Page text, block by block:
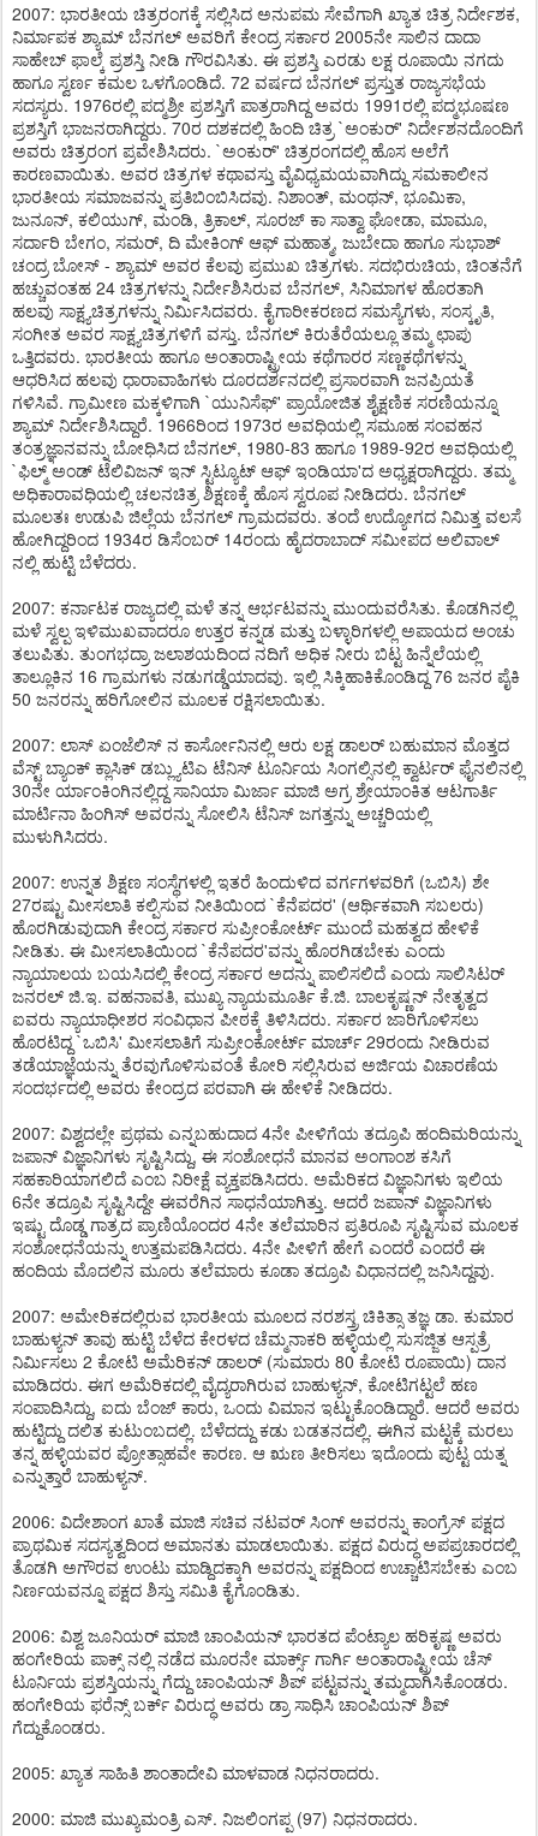
2007: ಭಾರತೀಯ ಚಿತ್ರರಂಗಕ್ಕೆ ಸಲ್ಲಿಸಿದ ಅನುಪಮ ಸೇವೆಗಾಗಿ ಖ್ಯಾತ ಚಿತ್ರ ನಿರ್ದೇಶಕ,
ನಿರ್ಮಾಪಕ ಶ್ಯಾಮ್ ಬೆನಗಲ್ ಅವರಿಗೆ ಕೇಂದ್ರ ಸರ್ಕಾರ 2005ನೇ ಸಾಲಿನ ದಾದಾ
ಸಾಹೇಬ್ ಫಾಲ್ಕೆ ಪ್ರಶಸ್ತಿ ನೀಡಿ ಗೌರವಿಸಿತು. ಈ ಪ್ರಶಸ್ತಿ ಎರಡು ಲಕ್ಷ ರೂಪಾಯಿ ನಗದು
ಹಾಗೂ ಸ್ವರ್ಣ ಕಮಲ ಒಳಗೊಂಡಿದೆ. 72 ವರ್ಷದ ಬೆನಗಲ್ ಪ್ರಸ್ತುತ ರಾಜ್ಯಸಭೆಯ
ಸದಸ್ಯರು. 1976ರಲ್ಲಿ ಪದ್ಮಶ್ರೀ ಪ್ರಶಸ್ತಿಗೆ ಪಾತ್ರರಾಗಿದ್ದ ಅವರು 1991ರಲ್ಲಿ ಪದ್ಮಭೂಷಣ
ಪ್ರಶಸ್ತಿಗೆ ಭಾಜನರಾಗಿದ್ದರು. 70ರ ದಶಕದಲ್ಲಿ ಹಿಂದಿ ಚಿತ್ರ `ಅಂಕುರ್' ನಿರ್ದೇಶನದೊಂದಿಗೆ
ಅವರು ಚಿತ್ರರಂಗ ಪ್ರವೇಶಿಸಿದರು. `ಅಂಕುರ್' ಚಿತ್ರರಂಗದಲ್ಲಿ ಹೊಸ ಅಲೆಗೆ
ಕಾರಣವಾಯಿತು. ಅವರ ಚಿತ್ರಗಳ ಕಥಾವಸ್ತು ವೈವಿಧ್ಯಮಯವಾಗಿದ್ದು ಸಮಕಾಲೀನ
ಭಾರತೀಯ ಸಮಾಜವನ್ನು ಪ್ರತಿಬಿಂಬಿಸಿದವು. ನಿಶಾಂತ್, ಮಂಥನ್, ಭೂಮಿಕಾ,
ಜುನೂನ್, ಕಲಿಯುಗ್, ಮಂಡಿ, ತ್ರಿಕಾಲ್, ಸೂರಜ್ ಕಾ ಸಾತ್ವಾ ಘೋಡಾ, ಮಾಮೂ,
ಸರ್ದಾರಿ ಬೇಗಂ, ಸಮರ್, ದಿ ಮೇಕಿಂಗ್ ಆಫ್ ಮಹಾತ್ಮ, ಜುಬೇದಾ ಹಾಗೂ ಸುಭಾಶ್
ಚಂದ್ರ ಬೋಸ್ - ಶ್ಯಾಮ್ ಅವರ ಕೆಲವು ಪ್ರಮುಖ ಚಿತ್ರಗಳು. ಸದಭಿರುಚಿಯ, ಚಿಂತನೆಗೆ
ಹಚ್ಚುವಂತಹ 24 ಚಿತ್ರಗಳನ್ನು ನಿರ್ದೇಶಿಸಿರುವ ಬೆನಗಲ್, ಸಿನಿಮಾಗಳ ಹೊರತಾಗಿ
ಹಲವು ಸಾಕ್ಷ್ಯಚಿತ್ರಗಳನ್ನು ನಿರ್ಮಿಸಿದವರು. ಕೈಗಾರೀಕರಣದ ಸಮಸ್ಯೆಗಳು, ಸಂಸ್ಕೃತಿ,
ಸಂಗೀತ ಅವರ ಸಾಕ್ಷ್ಯಚಿತ್ರಗಳಿಗೆ ವಸ್ತು. ಬೆನಗಲ್ ಕಿರುತೆರೆಯಲ್ಲೂ ತಮ್ಮ ಛಾಪು
ಒತ್ತಿದವರು. ಭಾರತೀಯ ಹಾಗೂ ಅಂತಾರಾಷ್ಟ್ರೀಯ ಕಥೆಗಾರರ ಸಣ್ಣಕಥೆಗಳನ್ನು
ಆಧರಿಸಿದ ಹಲವು ಧಾರಾವಾಹಿಗಳು ದೂರದರ್ಶನದಲ್ಲಿ ಪ್ರಸಾರವಾಗಿ ಜನಪ್ರಿಯತೆ
ಗಳಿಸಿವೆ. ಗ್ರಾಮೀಣ ಮಕ್ಕಳಿಗಾಗಿ `ಯುನಿಸೆಫ್' ಪ್ರಾಯೋಜಿತ ಶೈಕ್ಷಣಿಕ ಸರಣಿಯನ್ನೂ
ಶ್ಯಾಮ್ ನಿರ್ದೇಶಿಸಿದ್ದಾರೆ. 1966ರಿಂದ 1973ರ ಅವಧಿಯಲ್ಲಿ ಸಮೂಹ ಸಂವಹನ
ತಂತ್ರಜ್ಞಾನವನ್ನು ಬೋಧಿಸಿದ ಬೆನಗಲ್, 1980-83 ಹಾಗೂ 1989-92ರ ಅವಧಿಯಲ್ಲಿ
`ಫಿಲ್ಮ್ ಅಂಡ್ ಟೆಲಿವಿಜನ್ ಇನ್ ಸ್ಟಿಟ್ಯೂಟ್ ಆಫ್ ಇಂಡಿಯಾ'ದ ಅಧ್ಯಕ್ಷರಾಗಿದ್ದರು. ತಮ್ಮ
ಅಧಿಕಾರಾವಧಿಯಲ್ಲಿ ಚಲನಚಿತ್ರ ಶಿಕ್ಷಣಕ್ಕೆ ಹೊಸ ಸ್ವರೂಪ ನೀಡಿದರು. ಬೆನಗಲ್
ಮೂಲತಃ ಉಡುಪಿ ಜಿಲ್ಲೆಯ ಬೆನಗಲ್ ಗ್ರಾಮದವರು. ತಂದೆ ಉದ್ಯೋಗದ ನಿಮಿತ್ತ ವಲಸೆ
ಹೋಗಿದ್ದರಿಂದ 1934ರ ಡಿಸೆಂಬರ್ 14ರಂದು ಹೈದರಾಬಾದ್ ಸಮೀಪದ ಅಲಿವಾಲ್
ನಲ್ಲಿ ಹುಟ್ಟಿ ಬೆಳೆದರು.
2007: ಕರ್ನಾಟಕ ರಾಜ್ಯದಲ್ಲಿ ಮಳೆ ತನ್ನ ಆರ್ಭಟವನ್ನು ಮುಂದುವರೆಸಿತು. ಕೊಡಗಿನಲ್ಲಿ
ಮಳೆ ಸ್ವಲ್ಪ ಇಳಿಮುಖವಾದರೂ ಉತ್ತರ ಕನ್ನಡ ಮತ್ತು ಬಳ್ಳಾರಿಗಳಲ್ಲಿ ಅಪಾಯದ ಅಂಚು
ತಲುಪಿತು. ತುಂಗಭದ್ರಾ ಜಲಾಶಯದಿಂದ ನದಿಗೆ ಅಧಿಕ ನೀರು ಬಿಟ್ಟ ಹಿನ್ನೆಲೆಯಲ್ಲಿ
ತಾಲ್ಲೂಕಿನ 16 ಗ್ರಾಮಗಳು ನಡುಗಡ್ಡೆಯಾದವು. ಇಲ್ಲಿ ಸಿಕ್ಕಿಹಾಕಿಕೊಂಡಿದ್ದ 76 ಜನರ ಪೈಕಿ
50 ಜನರನ್ನು ಹರಿಗೋಲಿನ ಮೂಲಕ ರಕ್ಷಿಸಲಾಯಿತು.
2007: ಲಾಸ್ ಏಂಜೆಲಿಸ್ ನ ಕಾರ್ಸೋನಿನಲ್ಲಿ ಆರು ಲಕ್ಷ ಡಾಲರ್ ಬಹುಮಾನ ಮೊತ್ತದ
ವೆಸ್ಟ್ ಬ್ಯಾಂಕ್ ಕ್ಲಾಸಿಕ್ ಡಬ್ಲ್ಯುಟಿಎ ಟೆನಿಸ್ ಟೂರ್ನಿಯ ಸಿಂಗಲ್ಸಿನಲ್ಲಿ ಕ್ವಾರ್ಟರ್ ಫೈನಲಿನಲ್ಲಿ
30ನೇ ರ್ಯಾಂಕಿಂಗಿನಲ್ಲಿದ್ದ ಸಾನಿಯಾ ಮಿರ್ಜಾ ಮಾಜಿ ಅಗ್ರ ಶ್ರೇಯಾಂಕಿತ ಆಟಗಾರ್ತಿ
ಮಾರ್ಟಿನಾ ಹಿಂಗಿಸ್ ಅವರನ್ನು ಸೋಲಿಸಿ ಟೆನಿಸ್ ಜಗತ್ತನ್ನು ಅಚ್ಚರಿಯಲ್ಲಿ
ಮುಳುಗಿಸಿದರು.
2007: ಉನ್ನತ ಶಿಕ್ಷಣ ಸಂಸ್ಥೆಗಳಲ್ಲಿ ಇತರೆ ಹಿಂದುಳಿದ ವರ್ಗಗಳವರಿಗೆ (ಒಬಿಸಿ) ಶೇ
27ರಷ್ಟು ಮೀಸಲಾತಿ ಕಲ್ಪಿಸುವ ನೀತಿಯಿಂದ `ಕೆನೆಪದರ' (ಆರ್ಥಿಕವಾಗಿ ಸಬಲರು)
ಹೊರಗಿಡುವುದಾಗಿ ಕೇಂದ್ರ ಸರ್ಕಾರ ಸುಪ್ರೀಂಕೋರ್ಟ್ ಮುಂದೆ ಮಹತ್ವದ ಹೇಳಿಕೆ
ನೀಡಿತು. ಈ ಮೀಸಲಾತಿಯಿಂದ `ಕೆನೆಪದರ'ವನ್ನು ಹೊರಗಿಡಬೇಕು ಎಂದು
ನ್ಯಾಯಾಲಯ ಬಯಸಿದಲ್ಲಿ ಕೇಂದ್ರ ಸರ್ಕಾರ ಅದನ್ನು ಪಾಲಿಸಲಿದೆ ಎಂದು ಸಾಲಿಸಿಟರ್
ಜನರಲ್ ಜಿ.ಇ. ವಹನಾವತಿ, ಮುಖ್ಯ ನ್ಯಾಯಮೂರ್ತಿ ಕೆ.ಜಿ. ಬಾಲಕೃಷ್ಣನ್ ನೇತೃತ್ವದ
ಐವರು ನ್ಯಾಯಾಧೀಶರ ಸಂವಿಧಾನ ಪೀಠಕ್ಕೆ ತಿಳಿಸಿದರು. ಸರ್ಕಾರ ಜಾರಿಗೊಳಿಸಲು
ಹೊರಟಿದ್ದ `ಒಬಿಸಿ' ಮೀಸಲಾತಿಗೆ ಸುಪ್ರೀಂಕೋರ್ಟ್ ಮಾರ್ಚ್ 29ರಂದು ನೀಡಿರುವ
ತಡೆಯಾಜ್ಞೆಯನ್ನು ತೆರವುಗೊಳಿಸುವಂತೆ ಕೋರಿ ಸಲ್ಲಿಸಿರುವ ಅರ್ಜಿಯ ವಿಚಾರಣೆಯ
ಸಂದರ್ಭದಲ್ಲಿ ಅವರು ಕೇಂದ್ರದ ಪರವಾಗಿ ಈ ಹೇಳಿಕೆ ನೀಡಿದರು.
2007: ವಿಶ್ವದಲ್ಲೇ ಪ್ರಥಮ ಎನ್ನಬಹುದಾದ 4ನೇ ಪೀಳಿಗೆಯ ತದ್ರೂಪಿ ಹಂದಿಮರಿಯನ್ನು
ಜಪಾನ್ ವಿಜ್ಞಾನಿಗಳು ಸೃಷ್ಟಿಸಿದ್ದು, ಈ ಸಂಶೋಧನೆ ಮಾನವ ಅಂಗಾಂಶ ಕಸಿಗೆ
ಸಹಕಾರಿಯಾಗಲಿದೆ ಎಂಬ ನಿರೀಕ್ಷೆ ವ್ಯಕ್ತಪಡಿಸಿದರು. ಅಮೆರಿಕದ ವಿಜ್ಞಾನಿಗಳು ಇಲಿಯ
6ನೇ ತದ್ರೂಪಿ ಸೃಷ್ಟಿಸಿದ್ದೇ ಈವರೆಗಿನ ಸಾಧನೆಯಾಗಿತ್ತು. ಆದರೆ ಜಪಾನ್ ವಿಜ್ಞಾನಿಗಳು
ಇಷ್ಟು ದೊಡ್ಡ ಗಾತ್ರದ ಪ್ರಾಣಿಯೊಂದರ 4ನೇ ತಲೆಮಾರಿನ ಪ್ರತಿರೂಪಿ ಸೃಷ್ಟಿಸುವ ಮೂಲಕ
ಸಂಶೋಧನೆಯನ್ನು ಉತ್ತಮಪಡಿಸಿದರು. 4ನೇ ಪೀಳಿಗೆ ಹೇಗೆ ಎಂದರೆ ಎಂದರೆ ಈ
ಹಂದಿಯ ಮೊದಲಿನ ಮೂರು ತಲೆಮಾರು ಕೂಡಾ ತದ್ರೂಪಿ ವಿಧಾನದಲ್ಲಿ ಜನಿಸಿದ್ದವು.
2007: ಅಮೇರಿಕದಲ್ಲಿರುವ ಭಾರತೀಯ ಮೂಲದ ನರಶಸ್ತ್ರ ಚಿಕಿತ್ಸಾ ತಜ್ಞ ಡಾ. ಕುಮಾರ
ಬಾಹುಳ್ಯನ್ ತಾವು ಹುಟ್ಟಿ ಬೆಳೆದ ಕೇರಳದ ಚೆಮ್ಮನಾಕರಿ ಹಳ್ಳಿಯಲ್ಲಿ ಸುಸಜ್ಜಿತ ಆಸ್ಪತ್ರೆ
ನಿರ್ಮಿಸಲು 2 ಕೋಟಿ ಅಮೆರಿಕನ್ ಡಾಲರ್ (ಸುಮಾರು 80 ಕೋಟಿ ರೂಪಾಯಿ) ದಾನ
ಮಾಡಿದರು. ಈಗ ಅಮೆರಿಕದಲ್ಲಿ ವೈದ್ಯರಾಗಿರುವ ಬಾಹುಳ್ಯನ್, ಕೋಟಿಗಟ್ಟಲೆ ಹಣ
ಸಂಪಾದಿಸಿದ್ದು, ಐದು ಬೆಂಜ್ ಕಾರು, ಒಂದು ವಿಮಾನ ಇಟ್ಟುಕೊಂಡಿದ್ದಾರೆ. ಆದರೆ ಅವರು
ಹುಟ್ಟಿದ್ದು ದಲಿತ ಕುಟುಂಬದಲ್ಲಿ. ಬೆಳೆದದ್ದು ಕಡು ಬಡತನದಲ್ಲಿ. ಈಗಿನ ಮಟ್ಟಕ್ಕೆ ಮರಲು
ತನ್ನ ಹಳ್ಳಿಯವರ ಪ್ರೋತ್ಸಾಹವೇ ಕಾರಣ. ಆ ಋಣ ತೀರಿಸಲು ಇದೊಂದು ಪುಟ್ಟ ಯತ್ನ
ಎನ್ನುತ್ತಾರೆ ಬಾಹುಳ್ಯನ್.
2006: ವಿದೇಶಾಂಗ ಖಾತೆ ಮಾಜಿ ಸಚಿವ ನಟವರ್ ಸಿಂಗ್ ಅವರನ್ನು ಕಾಂಗ್ರೆಸ್ ಪಕ್ಷದ
ಪ್ರಾಥಮಿಕ ಸದಸ್ಯತ್ವದಿಂದ ಅಮಾನತು ಮಾಡಲಾಯಿತು. ಪಕ್ಷದ ವಿರುದ್ಧ ಅಪಪ್ರಚಾರದಲ್ಲಿ
ತೊಡಗಿ ಅಗೌರವ ಉಂಟು ಮಾಡ್ದಿದಕ್ಕಾಗಿ ಅವರನ್ನು ಪಕ್ಷದಿಂದ ಉಚ್ಚಾಟಿಸಬೇಕು ಎಂಬ
ನಿರ್ಣಯವನ್ನೂ ಪಕ್ಷದ ಶಿಸ್ತು ಸಮಿತಿ ಕೈಗೊಂಡಿತು.
2006: ವಿಶ್ವ ಜೂನಿಯರ್ ಮಾಜಿ ಚಾಂಪಿಯನ್ ಭಾರತದ ಪೆಂಟ್ಯಾಲ ಹರಿಕೃಷ್ಣ ಅವರು
ಹಂಗೇರಿಯ ಪಾಕ್ಸ್ ನಲ್ಲಿ ನಡೆದ ಮೂರನೇ ಮಾರ್ಕ್ಸ್ ಗಾರ್ಗಿ ಅಂತಾರಾಷ್ಟ್ರೀಯ ಚೆಸ್
ಟೂರ್ನಿಯ ಪ್ರಶಸ್ತಿಯನ್ನು ಗೆದ್ದು ಚಾಂಪಿಯನ್ ಶಿಪ್ ಪಟ್ಟವನ್ನು ತಮ್ಮದಾಗಿಸಿಕೊಂಡರು.
ಹಂಗೇರಿಯ ಫರೆನ್ಸ್ ಬರ್ಕ್ ವಿರುದ್ಧ ಅವರು ಡ್ರಾ ಸಾಧಿಸಿ ಚಾಂಪಿಯನ್ ಶಿಪ್
ಗೆದ್ದುಕೊಂಡರು.
2005: ಖ್ಯಾತ ಸಾಹಿತಿ ಶಾಂತಾದೇವಿ ಮಾಳವಾಡ ನಿಧನರಾದರು.
2000: ಮಾಜಿ ಮುಖ್ಯಮಂತ್ರಿ ಎಸ್. ನಿಜಲಿಂಗಪ್ಪ (97) ನಿಧನರಾದರು.